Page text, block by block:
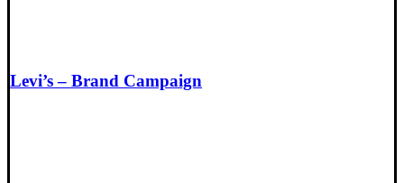
Levi’s – Brand Campaign